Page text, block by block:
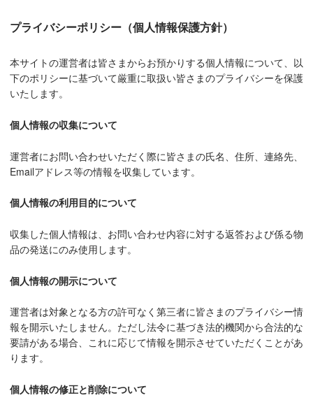
プライバシーポリシー（個人情報保護方針）
本サイトの運営者は皆さまからお預かりする個人情報について、以
下のポリシーに基づいて厳重に取扱い皆さまのプライバシーを保護
いたします。
個人情報の収集について
運営者にお問い合わせいただく際に皆さまの氏名、住所、連絡先、
Emailアドレス等の情報を収集しています。
個人情報の利用目的について
収集した個人情報は、お問い合わせ内容に対する返答および係る物
品の発送にのみ使用します。
個人情報の開示について
運営者は対象となる方の許可なく第三者に皆さまのプライバシー情
報を開示いたしません。ただし法令に基づき法的機関から合法的な
要請がある場合、これに応じて情報を開示させていただくことがあ
ります。
個人情報の修正と削除について